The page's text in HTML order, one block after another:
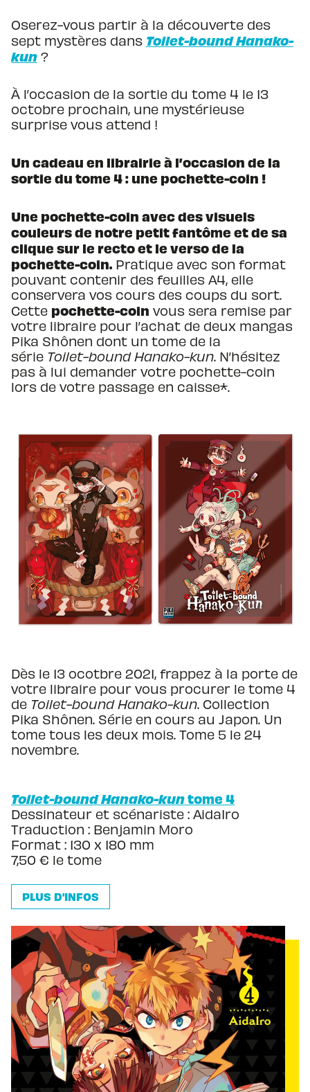
Oserez-vous partir à la découverte des
sept mystères dans Toilet-bound Hanako-
kun ?
À l’occasion de la sortie du tome 4 le 13
octobre prochain, une mystérieuse
surprise vous attend !
Un cadeau en librairie à l’occasion de la
sortie du tome 4 : une pochette-coin !
Une pochette-coin avec des visuels
couleurs de notre petit fantôme et de sa
clique sur le recto et le verso de la
pochette-coin. Pratique avec son format
pouvant contenir des feuilles A4, elle
conservera vos cours des coups du sort.
Cette pochette-coin vous sera remise par
votre libraire pour l’achat de deux mangas
Pika Shônen dont un tome de la
série Toilet-bound Hanako-kun. N’hésitez
pas à lui demander votre pochette-coin
lors de votre passage en caisse*.
Dès le 13 ocotbre 2021, frappez à la porte de
votre libraire pour vous procurer le tome 4
de Toilet-bound Hanako-kun. Collection
Pika Shônen. Série en cours au Japon. Un
tome tous les deux mois. Tome 5 le 24
novembre.
Toilet-bound Hanako-kuntome 4
Dessinateur et scénariste : AidaIro
Traduction : Benjamin Moro
Format : 130 x 180 mm
7,50 € le tome
PLUS D'INFOS